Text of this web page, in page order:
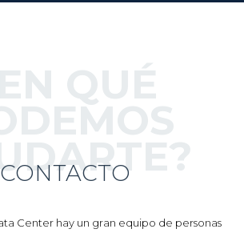
CONTACTO
Center hay un gran equipo de personas